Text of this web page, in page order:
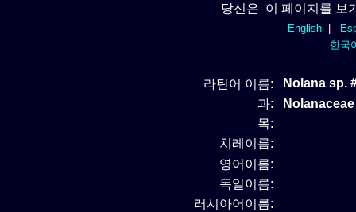
당신은 이 페이지를 보
English|
한국
라틴어 이름:
Nolana sp.
과:
Nolanaceae
목:
치레이름:
영어이름:
독일이름:
러시아어이름: